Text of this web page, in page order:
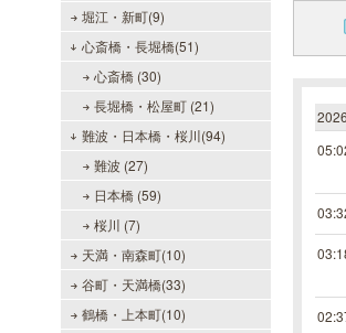
堀江・新町(9)
心斎橋・長堀橋(51)
心斎橋 (30)
長堀橋・松屋町 (21)
難波・日本橋・桜川(94)
難波 (27)
日本橋 (59)
桜川 (7)
天満・南森町(10)
谷町・天満橋(33)
鶴橋・上本町(10)